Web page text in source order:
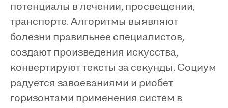
потенциалы в лечении, просвещении,
транспорте. Алгоритмы выявляют
болезни правильнее специалистов,
создают произведения искусства,
конвертируют тексты за секунды. Социум
радуется завоеваниями и риобет
горизонтами применения систем в